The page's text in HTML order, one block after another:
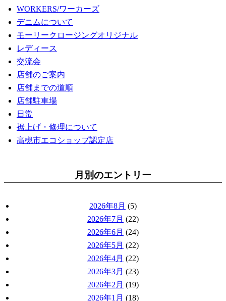
WORKERS/ワーカーズ
デニムについて
モーリークロージングオリジナル
レディース
交流会
店舗のご案内
店舗までの道順
店舗駐車場
日常
裾上げ・修理について
高槻市エコショップ認定店
月別のエントリー
2026年8月 (5)
2026年7月 (22)
2026年6月 (24)
2026年5月 (22)
2026年4月 (22)
2026年3月 (23)
2026年2月 (19)
2026年1月 (18)